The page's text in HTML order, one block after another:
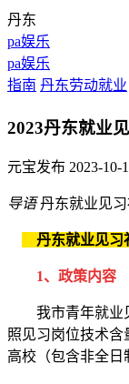
丹东
pa娱乐
pa娱乐
指南 丹东劳动就业
2023丹东就业
元宝发布 2023-10-
导语丹东就业见习
丹东就业见习
1、政策内容
我市青年就业见
照见习岗位技术
高校（包含非全日